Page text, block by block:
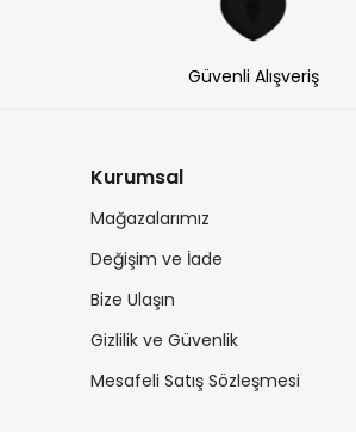
Güvenli Alışveriş
Kurumsal
Mağazalarımız
Değişim ve İade
Bize Ulaşın
Gizlilik ve Güvenlik
Mesafeli Satış Sözleşmesi